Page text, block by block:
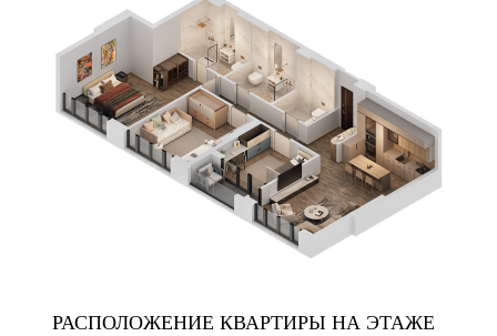
РАСПОЛОЖЕНИЕ КВАРТИРЫ НА ЭТАЖЕ